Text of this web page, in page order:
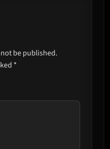
be published.
*